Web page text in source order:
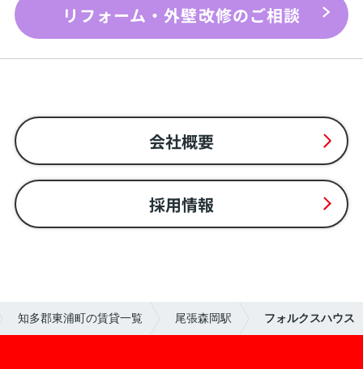
リフォーム・外壁改修のご相談
会社概要
採用情報
知多郡東浦町の賃貸一覧 尾張森岡駅 フォルクスハウス